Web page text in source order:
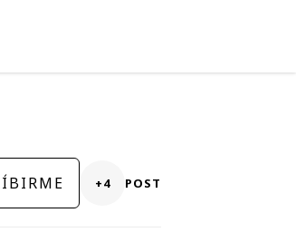
+4 POST